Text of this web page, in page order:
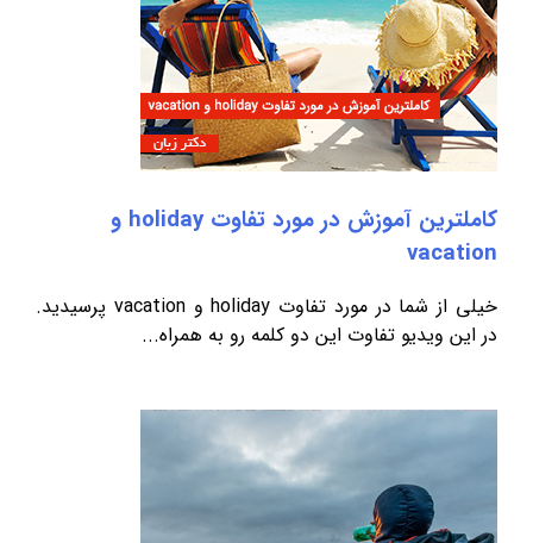
کاملترین آموزش در مورد تفاوت holiday و
vacation
خیلی از شما در مورد تفاوت holiday و vacation پرسیدید.
در این ویدیو تفاوت این دو کلمه رو به همراه...